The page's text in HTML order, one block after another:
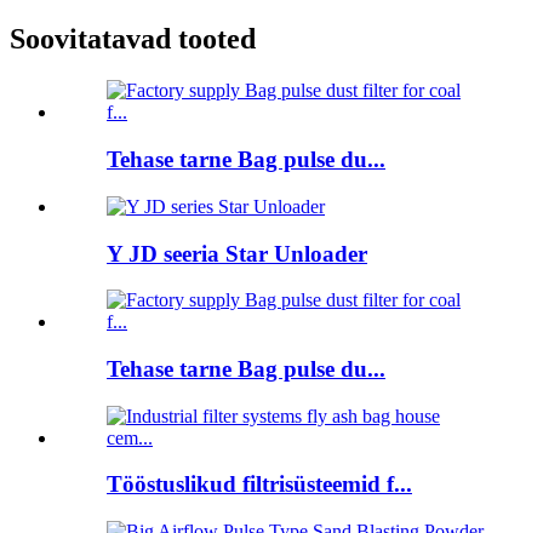
Soovitatavad tooted
Tehase tarne Bag pulse du...
Y JD seeria Star Unloader
Tehase tarne Bag pulse du...
Tööstuslikud filtrisüsteemid f...